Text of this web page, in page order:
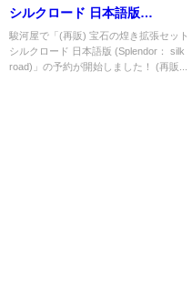
シルクロード 日本語版
(Splendor： silk road)」の概略
と予約購入可能なショップ紹
介！
駿河屋で「(再販) 宝石の煌き拡張セット
シルクロード 日本語版 (Splendor： silk
road)」の予約が開始しました！ (再販...